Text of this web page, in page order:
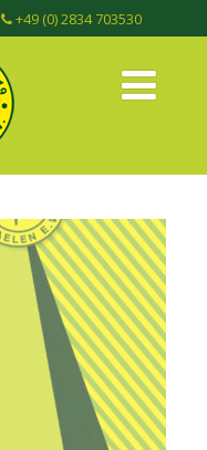
+49 (0) 2834 703530